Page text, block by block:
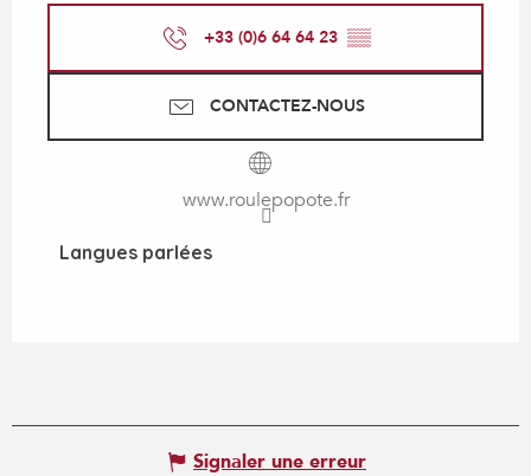
+33 (0)6 64 64 23 ▒▒
CONTACTEZ-NOUS
www.roulepopote.fr
Langues parlées
Langues parlées
Signaler une erreur